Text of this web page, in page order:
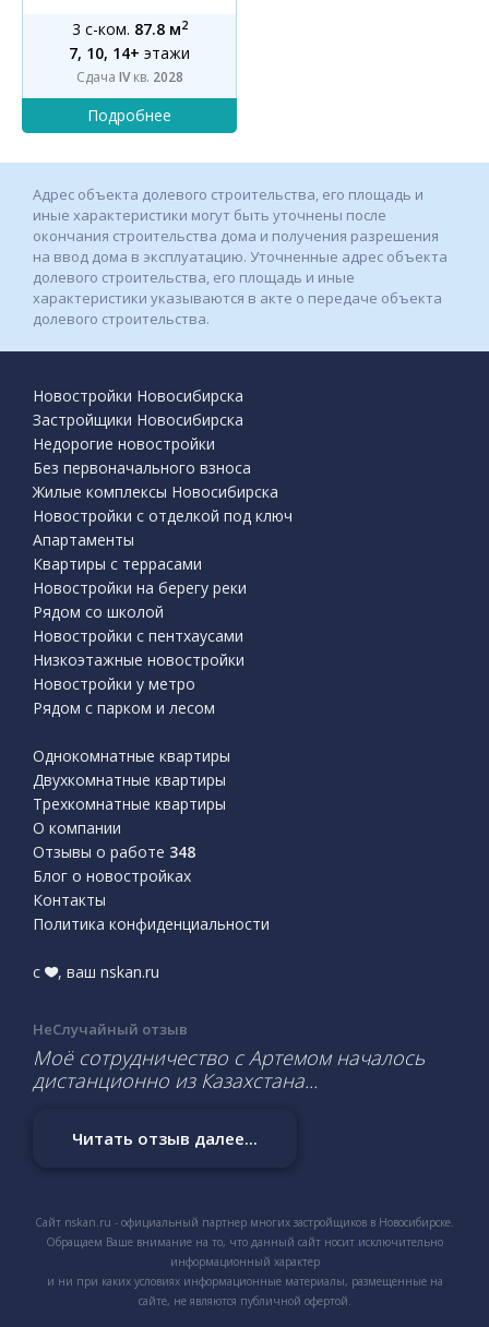
3 с-ком. 87.8 м2
7, 10, 14+ этажи
Сдача IVкв. 2028
Адрес объекта долевого строительства, его площадь и
иные характеристики могут быть уточнены после
окончания строительства дома и получения разрешения
на ввод дома в эксплуатацию. Уточненные адрес объекта
долевого строительства, его площадь и иные
характеристики указываются в акте о передаче объекта
долевого строительства.
Новостройки Новосибирска
Застройщики Новосибирска
Недорогие новостройки
Без первоначального взноса
Жилые комплексы Новосибирска
Новостройки с отделкой под ключ
Апартаменты
Квартиры с террасами
Новостройки на берегу реки
Рядом со школой
Новостройки с пентхаусами
Низкоэтажные новостройки
Новостройки у метро
Рядом с парком и лесом
Однокомнатные квартиры
Двухкомнатные квартиры
Трехкомнатные квартиры
О компании
Отзывы о работе 348
Блог о новостройках
Контакты
Политика конфиденциальности
с , ваш nskan.ru
НеСлучайный отзыв
Моё сотрудничество с Артемом началось
дистанционно из Казахстана...
Читать отзыв далее...
Сайт nskan.ru - официальный партнер многих застройщиков в Новосибирске.
Обращаем Ваше внимание на то, что данный сайт носит исключительно
информационный характер
и ни при каких условиях информационные материалы, размещенные на
сайте, не являются публичной офертой.